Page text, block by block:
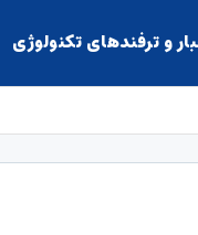
و ترفندهای تکنولوژی